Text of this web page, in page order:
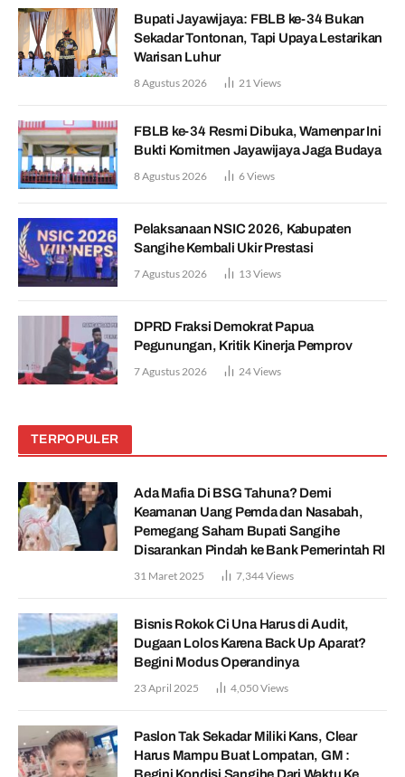
Bupati Jayawijaya: FBLB ke-34 Bukan
Sekadar Tontonan, Tapi Upaya Lestarikan
Warisan Luhur
8 Agustus 2026 21 Views
FBLB ke-34 Resmi Dibuka, Wamenpar Ini
Bukti Komitmen Jayawijaya Jaga Budaya
8 Agustus 2026 6Views
Pelaksanaan NSIC 2026, Kabupaten
Sangihe Kembali Ukir Prestasi
7 Agustus 2026 13Views
DPRD Fraksi Demokrat Papua
Pegunungan, Kritik Kinerja Pemprov
7 Agustus 2026 24Views
TERPOPULER
Ada Mafia Di BSG Tahuna? Demi
Keamanan Uang Pemda dan Nasabah,
Pemegang Saham Bupati Sangihe
Disarankan Pindah ke Bank Pemerintah RI
31 Maret 2025 7,344Views
Bisnis Rokok Ci Una Harus di Audit,
Dugaan Lolos Karena Back Up Aparat?
Begini Modus Operandinya
23 April 2025 4,050Views
Paslon Tak Sekadar Miliki Kans, Clear
Harus Mampu Buat Lompatan, GM :